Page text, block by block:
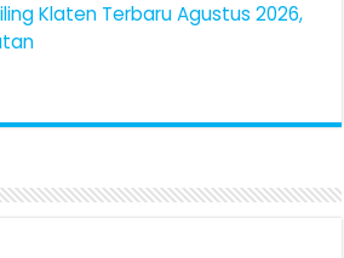
Klaten Terbaru Agustus 2026,